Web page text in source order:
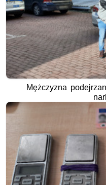
Mężczyzna